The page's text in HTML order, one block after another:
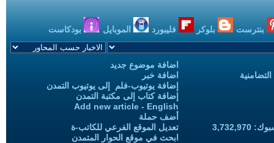
بنترست بلوكر فليبورد الموبايل بودكاست
اضافة موضوع جديد
اضافة خبر
إضافة يوتيوب-فلم إلى يوتيوب التمدن
إضافة كتاب إلى مكتبة التمدن
Add new article - English
أضف حملة
تعديل الموقع الفرعي للكاتب-ة
ابحث في موقع الحوار المتمدن